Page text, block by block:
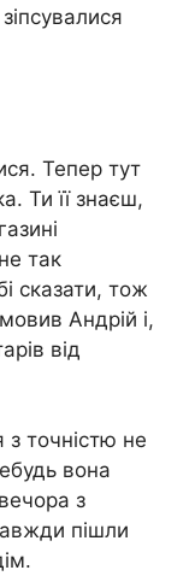
Тепер тут
Ти її знаєш,
так
сказати, тож
Андрій і,
від
точністю не
вона
з
пішли